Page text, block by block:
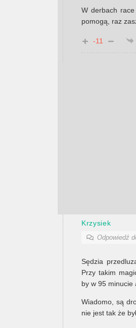
W derbach
pomogą, raz
-11
Krzysiek
Odpowiedź
Sędzia
Przy takim
by w 95 minucie
Wiadomo, są
nie jest tak że